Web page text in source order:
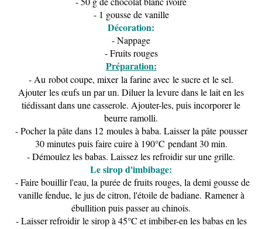
- 1 gousse de vanille
Décoration:
- Nappage
- Fruits rouges
Préparation:
- Au robot coupe, mixer la farine avec le sucre et le sel.
Ajouter les œufs un par un. Diluer la levure dans le lait en les
tiédissant dans une casserole. Ajouter-les, puis incorporer le
beurre ramolli.
- Pocher la pâte dans 12 moules à baba. Laisser la pâte pousser
30 minutes puis faire cuire à 190°C pendant 30 min.
- Démoulez les babas. Laissez les refroidir sur une grille.
Le sirop d'imbibage:
- Faire bouillir l'eau, la purée de fruits rouges, la demi gousse de
vanille fendue, le jus de citron, l'étoile de badiane. Ramener à
ébullition puis passer au chinois.
- Laisser refroidir le sirop à 45°C et imbiber-en les babas en les